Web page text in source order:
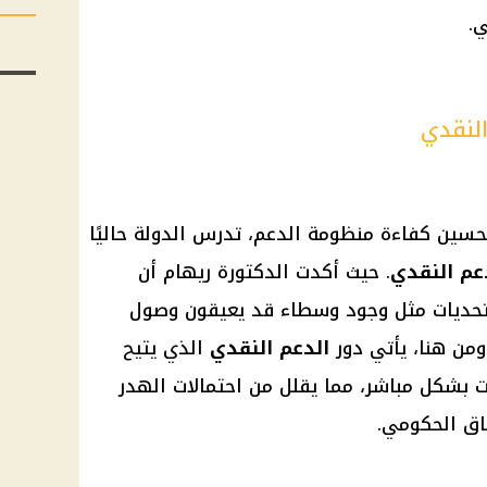
كفاءة منظومة الدعم، تدرس الدولة حاليًا
النقدي. حيث أكدت الدكتورة ريهام أن
تحديات مثل وجود وسطاء قد يعيقون وصول
هنا، يأتي دورالدعم النقدي الذي يتيح
مباشر، مما يقلل من احتمالات الهدر
الحكومي.